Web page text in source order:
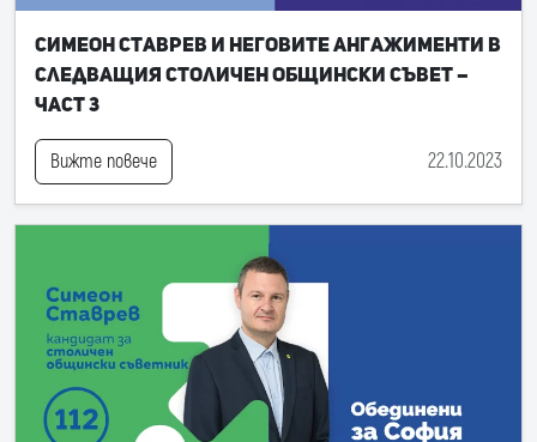
Симеон Ставрев и неговите ангажименти в
следващия Столичен общински съвет –
част 3
Вижте повече 22.10.2023